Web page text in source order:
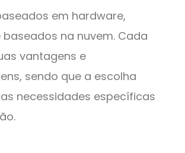
em hardware,
na nuvem. Cada
vantagens e
sendo que a escolha
necessidades específicas